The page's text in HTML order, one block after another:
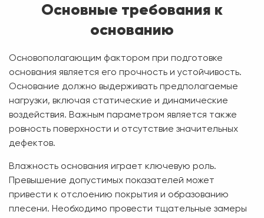
Основные требования к
основанию
Основополагающим фактором при подготовке
основания является его прочность и устойчивость.
Основание должно выдерживать предполагаемые
нагрузки, включая статические и динамические
воздействия. Важным параметром является также
ровность поверхности и отсутствие значительных
дефектов.
Влажность основания играет ключевую роль.
Превышение допустимых показателей может
привести к отслоению покрытия и образованию
плесени. Необходимо провести тщательные замеры